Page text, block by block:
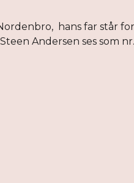
hans far står for
Andersen ses som nr.